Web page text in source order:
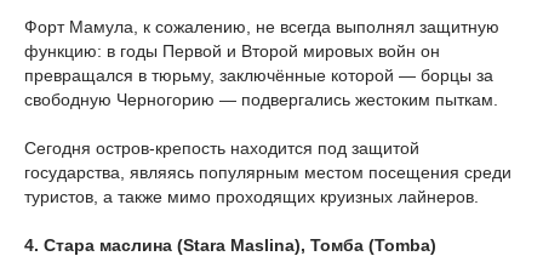
Форт Мамула, к сожалению, не всегда выполнял защитную
функцию: в годы Первой и Второй мировых войн он
превращался в тюрьму, заключённые которой — борцы за
свободную Черногорию — подвергались жестоким пыткам.
Сегодня остров-крепость находится под защитой
государства, являясь популярным местом посещения среди
туристов, а также мимо проходящих круизных лайнеров.
4. Стара маслина (Stara Maslina), Томба (Tomba)